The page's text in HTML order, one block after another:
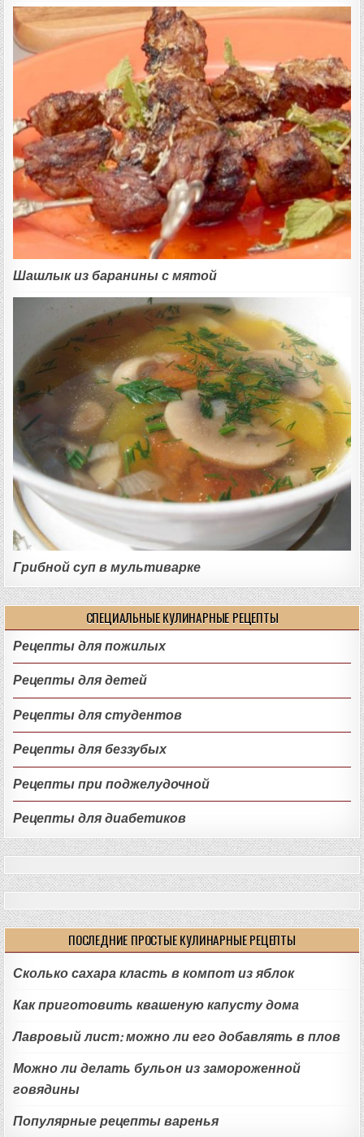
Шашлык из баранины с мятой
Грибной суп в мультиварке
СПЕЦИАЛЬНЫЕ КУЛИНАРНЫЕ РЕЦЕПТЫ
Рецепты для пожилых
Рецепты для детей
Рецепты для студентов
Рецепты для беззубых
Рецепты при поджелудочной
Рецепты для диабетиков
ПОСЛЕДНИЕ ПРОСТЫЕ КУЛИНАРНЫЕ РЕЦЕПТЫ
Сколько сахара класть в компот из яблок
Как приготовить квашеную капусту дома
Лавровый лист: можно ли его добавлять в плов
Можно ли делать бульон из замороженной
говядины
Популярные рецепты варенья